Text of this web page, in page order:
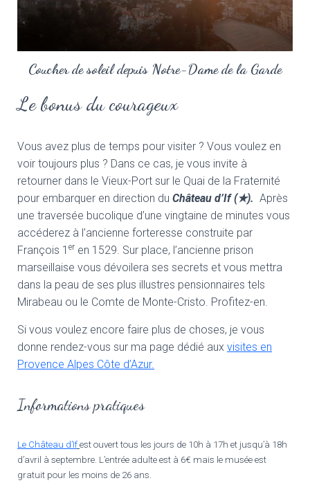
Coucher de soleil depuis Notre-Dame de la Garde
Le bonus du courageux
Vous avez plus de temps pour visiter ? Vous voulez en
voir toujours plus ? Dans ce cas, je vous invite à
retourner dans le Vieux-Port sur le Quai de la Fraternité
pour embarquer en direction du Château d’If (★). Après
une traversée bucolique d’une vingtaine de minutes vous
accéderez à l’ancienne forteresse construite par
François 1 er en 1529. Sur place, l’ancienne prison
marseillaise vous dévoilera ses secrets et vous mettra
dans la peau de ses plus illustres pensionnaires tels
Mirabeau ou le Comte de Monte-Cristo. Profitez-en.
Si vous voulez encore faire plus de choses, je vous
donne rendez-vous sur ma page dédié aux visites en
Provence Alpes Côte d’Azur.
Informations pratiques
Le Château d’If est ouvert tous les jours de 10h à 17h et jusqu’à 18h
d’avril à septembre. L’entrée adulte est à 6€ mais le musée est
gratuit pour les moins de 26 ans.